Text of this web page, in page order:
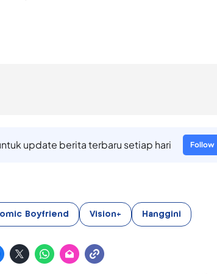
update berita terbaru setiap hari Follow
Boyfriend Vision+ Hanggini